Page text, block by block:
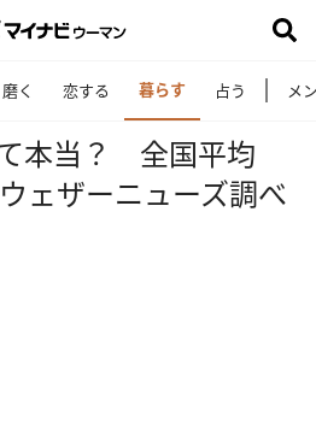
磨く 恋する 暮らす 占う メ
本当？ 全国平均
ェザーニューズ調べ